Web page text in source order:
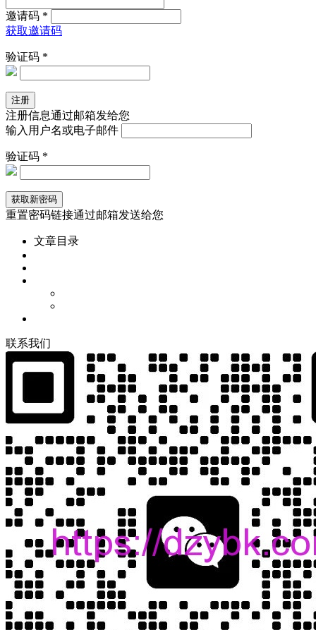
邀请码 *
获取邀请码
验证码 *
注册信息通过邮箱发给您
输入用户名或电子邮件
验证码 *
重置密码链接通过邮箱发送给您
文章目录
联系我们